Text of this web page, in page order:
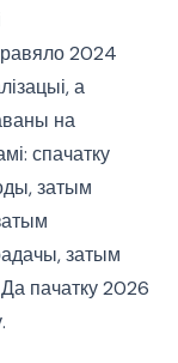
2024
а
на
спачатку
затым
затым
пачатку 2026